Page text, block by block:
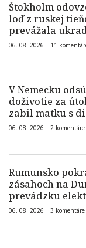
Štokholm
loď z ruskej
prevážala
06. 08. 2026 | 11
V Nemecku
doživotie za
zabil matku s
06. 08. 2026 | 2 komentáre
Rumunsko
zásahoch na
prevádzku
06. 08. 2026 | 3 komentáre